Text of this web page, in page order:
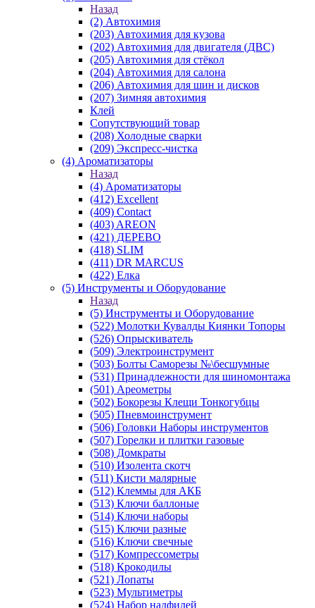
Назад
(2) Автохимия
(203) Автохимия для кузова
(202) Автохимия для двигателя (ДВС)
(205) Автохимия для стёкол
(204) Автохимия для салона
(206) Автохимия для шин и дисков
(207) Зимняя автохимия
Клей
Сопутствующий товар
(208) Холодные сварки
(209) Экспреcс-чистка
(4) Ароматизаторы
Назад
(4) Ароматизаторы
(412) Excellent
(409) Contact
(403) AREON
(421) ДЕРЕВО
(418) SLIM
(411) DR MARCUS
(422) Елка
(5) Инструменты и Оборудование
Назад
(5) Инструменты и Оборудование
(522) Молотки Кувалды Киянки Топоры
(526) Опрыскиватель
(509) Электроинструмент
(503) Болты Саморезы №\бесшумные
(531) Принадлежности для шиномонтажа
(501) Ареометры
(502) Бокорезы Клещи Тонкогубцы
(505) Пневмоинструмент
(506) Головки Наборы инструментов
(507) Горелки и плитки газовые
(508) Домкраты
(510) Изолента скотч
(511) Кисти малярные
(512) Клеммы для АКБ
(513) Ключи баллоные
(514) Ключи наборы
(515) Ключи разные
(516) Ключи свечные
(517) Компрессометры
(518) Крокодилы
(521) Лопаты
(523) Мультиметры
(524) Набор надфилей